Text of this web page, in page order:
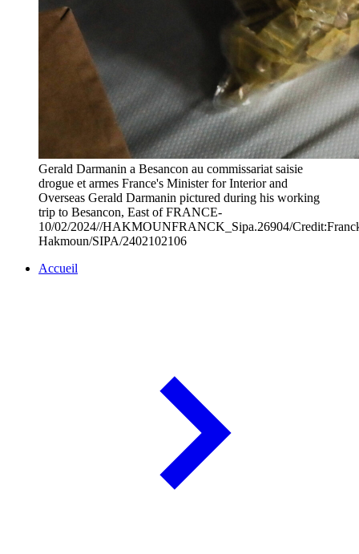
Gerald Darmanin a Besancon au commissariat saisie
drogue et armes France's Minister for Interior and
Overseas Gerald Darmanin pictured during his working
trip to Besancon, East of FRANCE-
10/02/2024//HAKMOUNFRANCK_Sipa.26904/
Hakmoun/SIPA/2402102106
Accueil